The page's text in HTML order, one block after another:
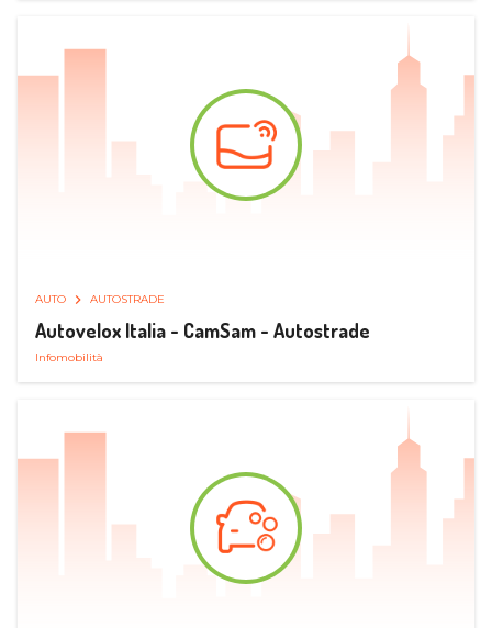
AUTO AUTOSTRADE
Autovelox Italia - CamSam - Autostrade
Infomobilità